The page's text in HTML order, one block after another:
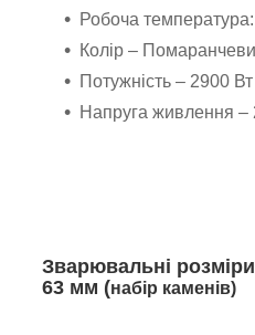
Робоча
Колір –
Потужність – 2900 Вт
Напруга живлення –
Зварювальні
63 мм (набір каменів)